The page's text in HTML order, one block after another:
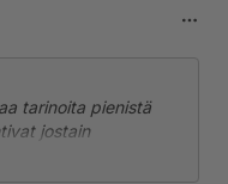
tarinoita pienistä
jostain
Krimin?